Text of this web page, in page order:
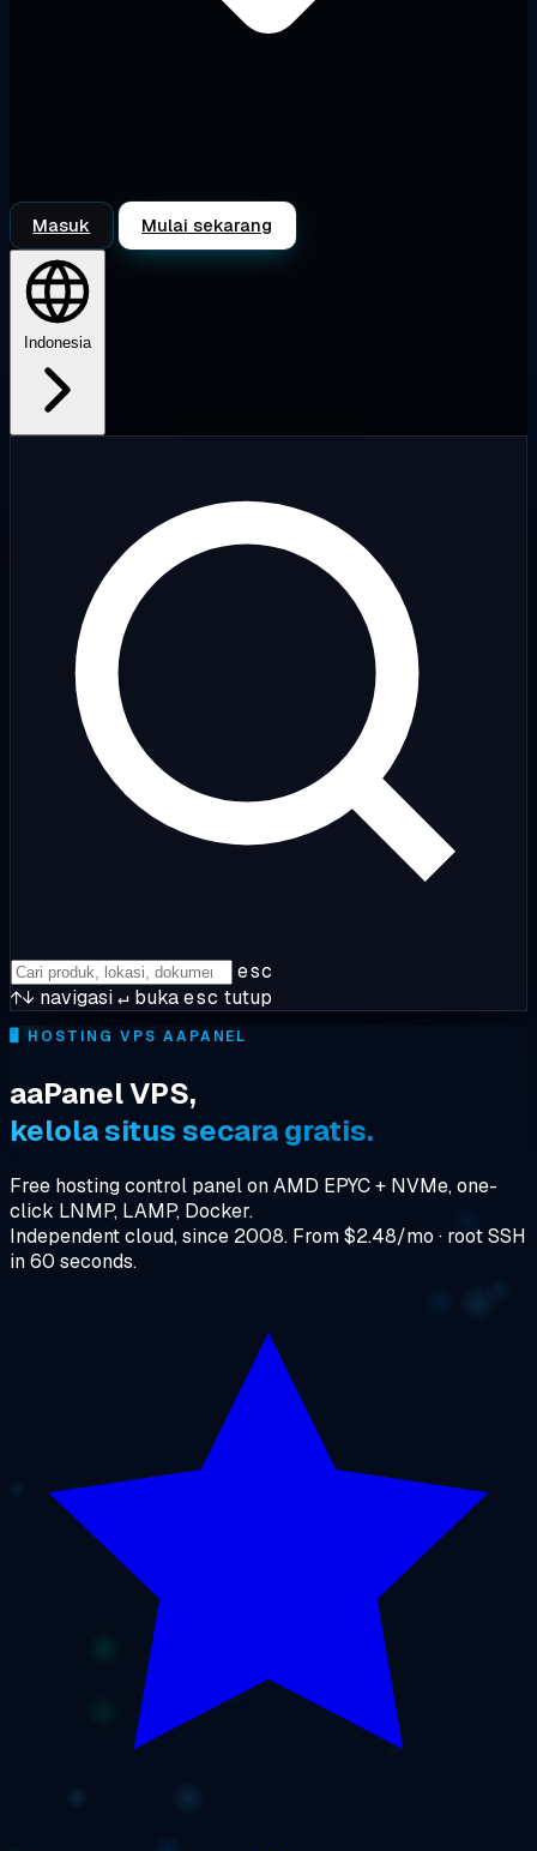
Masuk Mulai sekarang
Indonesia
esc
↑↓ navigasi↵ bukaesc tutup
🖥️ HOSTING VPS AAPANEL
aaPanel VPS,
kelola situs secara gratis.
Free hosting control panel on AMD EPYC + NVMe, one-
click LNMP, LAMP, Docker.
Independent cloud, since 2008. From $2.48/mo · root SSH
in 60 seconds.